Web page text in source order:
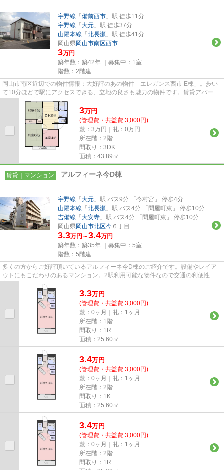
宇野線 「 備前西市 」駅 徒歩11分
宇野線 「 大元 」駅 徒歩37分
山陽本線 「 北長瀬 」駅 徒歩41分
岡山県岡山市南区西市
3万円
築年数：築42年 ｜募集中： 1室
階数：2階建
岡山市南区近辺での物件情報：大好評のあの物件「エレガンス西市 E棟」。歩い
て10分ほどで駅にアクセスできる、立地の良さも魅力の物件です。賃貸アパート
をお探しの方、ぜひお問い合...
3万円
(管理費・共益費 3,000円)
敷：3万円｜礼：0万円
所在階：2階
間取り：3DK
面積：43.89㎡
賃貸｜マンション アルフィーネ今D棟
宇野線 「 大元 」駅 バス9分 「今村宮」 停歩4分
山陽本線 「 北長瀬 」駅 バス4分 「問屋町東」 停歩10分
吉備線 「 大安寺 」駅 バス4分 「問屋町東」 停歩10分
岡山県岡山市北区今 ６丁目
3.3万円～3.4万円
築年数：築35年 ｜募集中： 5室
階数：5階建
多くの方からご好評頂いているアルフィーネ今D棟のご紹介です。設備やレイア
ウトにもこだわりのあるマンション。2駅利用可能な物件なので交通の利便性が
良いのが魅力です。当社スタッ...
3.3万円
(管理費・共益費 3,000円)
敷：0ヶ月｜礼：1ヶ月
所在階：1階
間取り：1R
面積：25.60㎡
3.4万円
(管理費・共益費 3,000円)
敷：0ヶ月｜礼：1ヶ月
所在階：2階
間取り：1K
面積：25.60㎡
3.4万円
(管理費・共益費 3,000円)
敷：0ヶ月｜礼：1ヶ月
所在階：2階
間取り：1R